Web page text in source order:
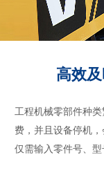
高效
工程机械零部件种
费，并且设备停机
仅需输入零件号、